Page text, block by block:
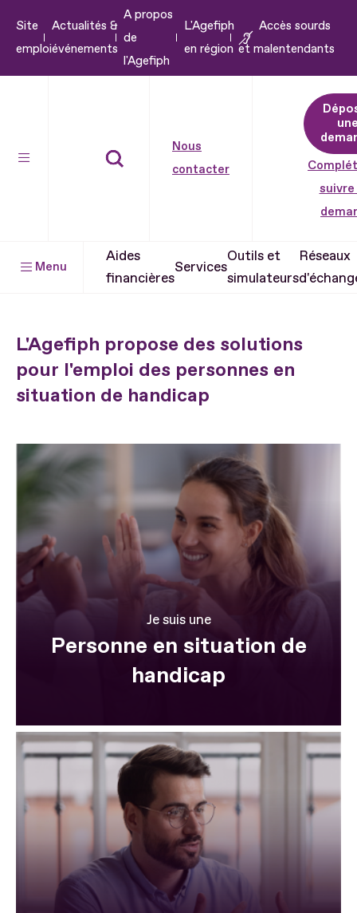
Aller
Site
emploi
Actualités &
événements
A propos
de
l'Agefiph
L'Agefiph
en région
Accès sourds
et malentendants
Nous
contacter
suivre
Menu
Aides
financières
Services
Outils et
simulateurs
Réseaux
L'Agefiph propose des solutions
pour l'emploi des personnes en
situation de handicap
Je suis une
Personne en situation de
handicap